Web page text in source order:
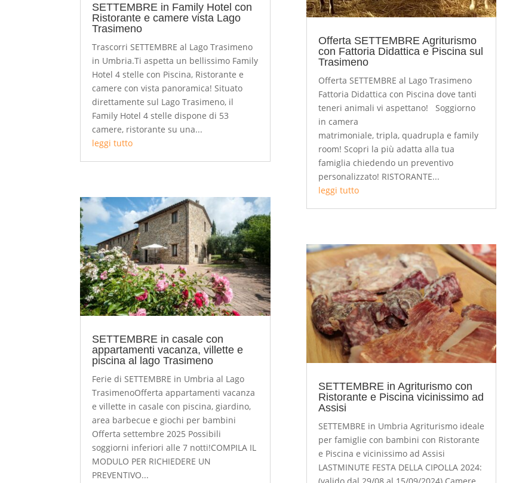
SETTEMBRE in Family Hotel con
Ristorante e camere vista Lago
Trasimeno
Trascorri SETTEMBRE al Lago Trasimeno
in Umbria.Ti aspetta un bellissimo Family
Hotel 4 stelle con Piscina, Ristorante e
camere con vista panoramica! Situato
direttamente sul Lago Trasimeno, il
Family Hotel 4 stelle dispone di 53
camere, ristorante su una...
leggi tutto
SETTEMBRE in casale con
appartamenti vacanza, villette e
piscina al lago Trasimeno
Ferie di SETTEMBRE in Umbria al Lago
TrasimenoOfferta appartamenti vacanza
e villette in casale con piscina, giardino,
area barbecue e giochi per bambini
Offerta settembre 2025 Possibili
soggiorni inferiori alle 7 notti!COMPILA IL
MODULO PER RICHIEDERE UN
PREVENTIVO...
Offerta SETTEMBRE Agriturismo
con Fattoria Didattica e Piscina sul
Trasimeno
Offerta SETTEMBRE al Lago Trasimeno
Fattoria Didattica con Piscina dove tanti
teneri animali vi aspettano! Soggiorno
in camera
matrimoniale, tripla, quadrupla e family
room! Scopri la più adatta alla tua
famiglia chiedendo un preventivo
personalizzato! RISTORANTE...
leggi tutto
SETTEMBRE in Agriturismo con
Ristorante e Piscina vicinissimo ad
Assisi
SETTEMBRE in Umbria Agriturismo ideale
per famiglie con bambini con Ristorante
e Piscina e vicinissimo ad Assisi
LASTMINUTE FESTA DELLA CIPOLLA 2024: